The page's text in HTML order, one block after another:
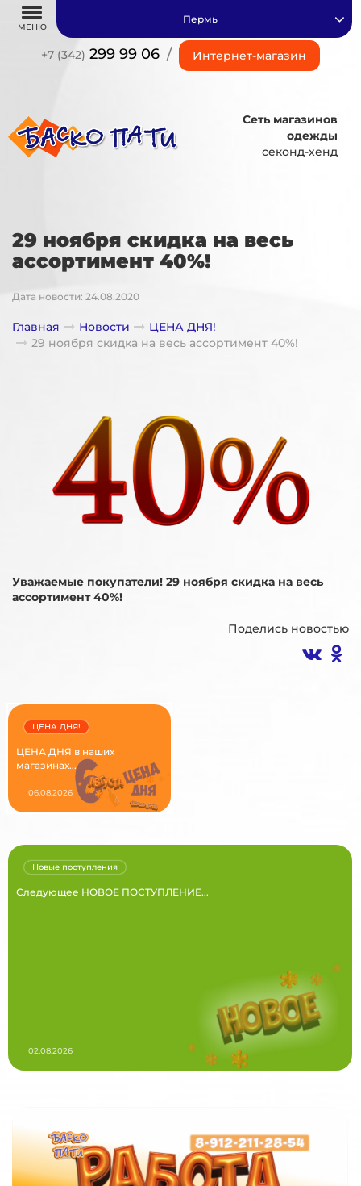
МЕНЮ
+7 (342) 299 99 06 / Интернет-магазин
Пермь
Сеть магазинов
одежды
секонд-хенд
29 ноября скидка на весь
ассортимент 40%!
Дата новости: 24.08.2020
Главная Новости
ЦЕНА ДНЯ!
29 ноября скидка на весь ассортимент 40%!
Уважаемые покупатели! 29 ноября скидка на весь
ассортимент 40%!
Поделись новостью
ЦЕНА ДНЯ в наших
магазинах...
ЦЕНА ДНЯ!
06.08.2026
Следующее НОВОЕ ПОСТУПЛЕНИЕ...
Новые поступления
02.08.2026